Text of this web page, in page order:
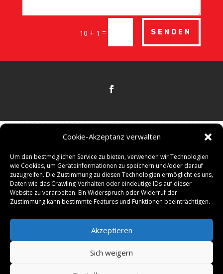
Cookie-Akzeptanz verwalten
Um den bestmöglichen Service zu bieten, verwenden wir Technologien
wie Cookies, um Geräteinformationen zu speichern und/oder darauf
zuzugreifen. Die Zustimmung zu diesen Technologien ermöglicht es uns,
Daten wie das Crawling-Verhalten oder eindeutige IDs auf dieser
Website zu verarbeiten. Ein Widerspruch oder Widerruf der
Zustimmung kann bestimmte Features und Funktionen beeinträchtigen.
Akzeptieren
Sich weigern
10 + 1 = SENDEN

IZOLAKCE, Tyršova 456, 394 68 Žirovnice,
Česká republika
 +420 721 689 204
